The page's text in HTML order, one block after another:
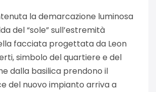
la demarcazione luminosa
del “sole” sull’estremità
facciata progettata da Leon
simbolo del quartiere e del
dalla basilica prendono il
del nuovo impianto arriva a